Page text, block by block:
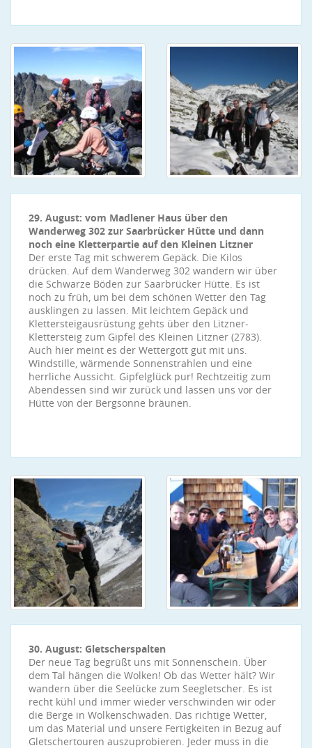
29. August: vom Madlener Haus über den
Wanderweg 302 zur Saarbrücker Hütte und dann
noch eine Kletterpartie auf den Kleinen Litzner
Der erste Tag mit schwerem Gepäck. Die Kilos
drücken. Auf dem Wanderweg 302 wandern wir über
die Schwarze Böden zur Saarbrücker Hütte. Es ist
noch zu früh, um bei dem schönen Wetter den Tag
ausklingen zu lassen. Mit leichtem Gepäck und
Klettersteigausrüstung gehts über den Litzner-
Klettersteig zum Gipfel des Kleinen Litzner (2783).
Auch hier meint es der Wettergott gut mit uns.
Windstille, wärmende Sonnenstrahlen und eine
herrliche Aussicht. Gipfelglück pur! Rechtzeitig zum
Abendessen sind wir zurück und lassen uns vor der
Hütte von der Bergsonne bräunen.
30. August: Gletscherspalten
Der neue Tag begrüßt uns mit Sonnenschein. Über
dem Tal hängen die Wolken! Ob das Wetter hält? Wir
wandern über die Seelücke zum Seegletscher. Es ist
recht kühl und immer wieder verschwinden wir oder
die Berge in Wolkenschwaden. Das richtige Wetter,
um das Material und unsere Fertigkeiten in Bezug auf
Gletschertouren auszuprobieren. Jeder muss in die